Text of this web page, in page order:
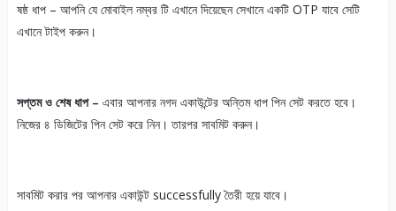
ষষ্ঠ ধাপ – আপনি যে মোবাইল নম্বর টি এখানে দিয়েছেন সেখানে একটি OTP যাবে সেটি
এখানে টাইপ করুন।
সপ্তম ও শেষ ধাপ – এবার আপনার নগদ একাউন্টের অন্তিম ধাপ পিন সেট করতে হবে।
নিজের ৪ ডিজিটের পিন সেট করে নিন। তারপর সাবমিট করুন।
সাবমিট করার পর আপনার একাউন্ট successfully তৈরী হয়ে যাবে।